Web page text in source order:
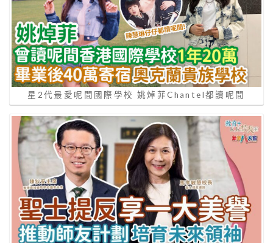
星2代最愛呢間國際學校 姚焯菲Chantel都讀呢間